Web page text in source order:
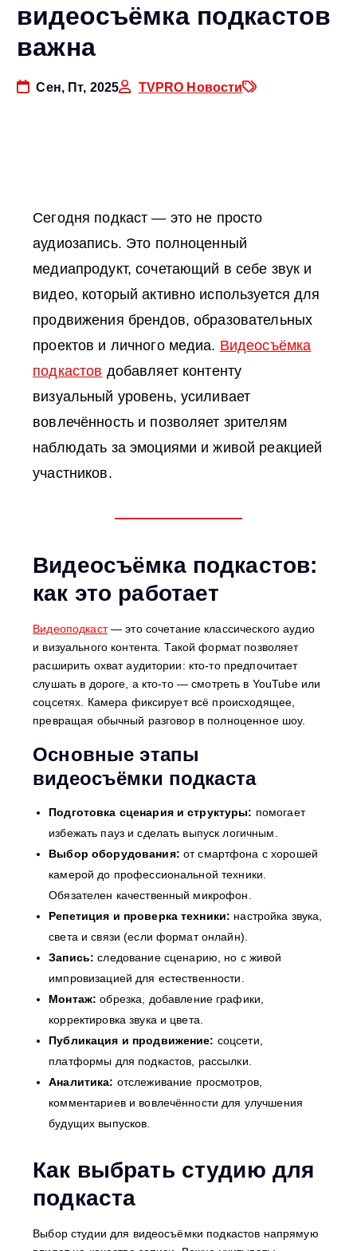
видеосъёмка подкастов
важна
Сен, Пт, 2025 TVPRO Новости
Сегодня подкаст — это не просто
аудиозапись. Это полноценный
медиапродукт, сочетающий в себе звук и
видео, который активно используется для
продвижения брендов, образовательных
проектов и личного медиа. Видеосъёмка
подкастов добавляет контенту
визуальный уровень, усиливает
вовлечённость и позволяет зрителям
наблюдать за эмоциями и живой реакцией
участников.
Видеосъёмка подкастов:
как это работает
Видеоподкаст— это сочетание классического аудио
и визуального контента. Такой формат позволяет
расширить охват аудитории: кто-то предпочитает
слушать в дороге, а кто-то — смотреть в YouTube или
соцсетях. Камера фиксирует всё происходящее,
превращая обычный разговор в полноценное шоу.
Основные этапы
видеосъёмки подкаста
Подготовка сценария и структуры: помогает
избежать пауз и сделать выпуск логичным.
Выбор оборудования: от смартфона с хорошей
камерой до профессиональной техники.
Обязателен качественный микрофон.
Репетиция и проверка техники: настройка звука,
света и связи (если формат онлайн).
Запись: следование сценарию, но с живой
импровизацией для естественности.
Монтаж: обрезка, добавление графики,
корректировка звука и цвета.
Публикация и продвижение: соцсети,
платформы для подкастов, рассылки.
Аналитика: отслеживание просмотров,
комментариев и вовлечённости для улучшения
будущих выпусков.
Как выбрать студию для
подкаста
Выбор студии для видеосъёмки подкастов напрямую